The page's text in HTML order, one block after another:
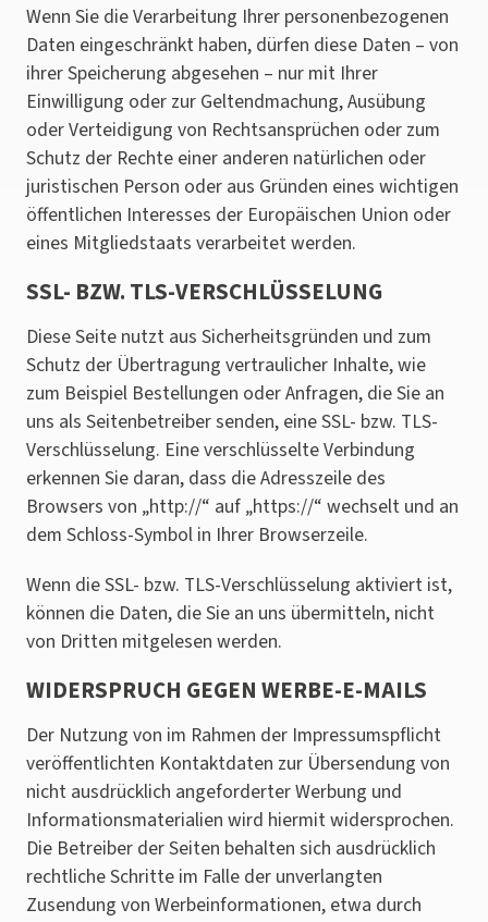
Wenn Sie die Verarbeitung Ihrer personenbezogenen
Daten eingeschränkt haben, dürfen diese Daten – von
ihrer Speicherung abgesehen – nur mit Ihrer
Einwilligung oder zur Geltendmachung, Ausübung
oder Verteidigung von Rechtsansprüchen oder zum
Schutz der Rechte einer anderen natürlichen oder
juristischen Person oder aus Gründen eines wichtigen
öffentlichen Interesses der Europäischen Union oder
eines Mitgliedstaats verarbeitet werden.
SSL- BZW. TLS-VERSCHLÜSSELUNG
Diese Seite nutzt aus Sicherheitsgründen und zum
Schutz der Übertragung vertraulicher Inhalte, wie
zum Beispiel Bestellungen oder Anfragen, die Sie an
uns als Seitenbetreiber senden, eine SSL- bzw. TLS-
Verschlüsselung. Eine verschlüsselte Verbindung
erkennen Sie daran, dass die Adresszeile des
Browsers von „http://“ auf „https://“ wechselt und an
dem Schloss-Symbol in Ihrer Browserzeile.
Wenn die SSL- bzw. TLS-Verschlüsselung aktiviert ist,
können die Daten, die Sie an uns übermitteln, nicht
von Dritten mitgelesen werden.
WIDERSPRUCH GEGEN WERBE-E-MAILS
Der Nutzung von im Rahmen der Impressumspflicht
veröffentlichten Kontaktdaten zur Übersendung von
nicht ausdrücklich angeforderter Werbung und
Informationsmaterialien wird hiermit widersprochen.
Die Betreiber der Seiten behalten sich ausdrücklich
rechtliche Schritte im Falle der unverlangten
Zusendung von Werbeinformationen, etwa durch